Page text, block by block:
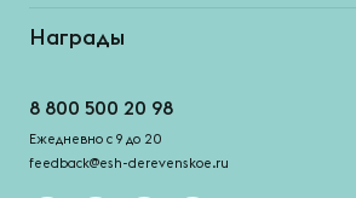
Награды
8 800 500 20 98
Ежедневно с 9 до 20
feedback@esh-derevenskoe.ru